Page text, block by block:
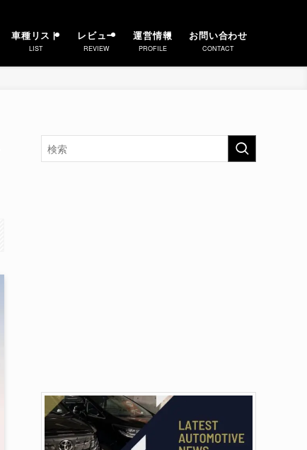
車種リスト
LIST
レビュー
REVIEW
運営情報
PROFILE
お問い合わせ
CONTACT